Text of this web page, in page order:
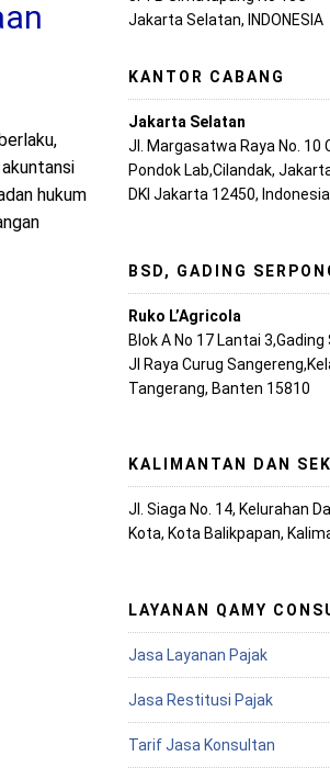
hukum
Jakarta Selatan, INDONESIA
KANTOR CABANG
Jakarta Selatan
Jl. Margasatwa Raya No. 10
Pondok Lab,Cilandak,
DKI Jakarta 12450, Indonesia
BSD, GADING
Ruko L’Agricola
Blok A No 17 Lantai 3,Gading
Jl Raya Curug
Tangerang, Banten 15810
KALIMANTAN DAN
Jl. Siaga No. 14, Kelurahan
Kota, Kota Balikpapan,
LAYANAN QAMY
Jasa Layanan Pajak
Jasa Restitusi Pajak
Tarif Jasa Konsultan